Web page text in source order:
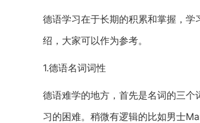
德语学习在于长期的积累和掌握，
绍，大家可以作为参考。
1.德语名词词性
德语难学的地方，首先是名词的三
习的困难。稍微有逻辑的比如男士